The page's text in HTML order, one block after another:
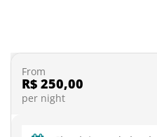
From
R$ 250,00
per night